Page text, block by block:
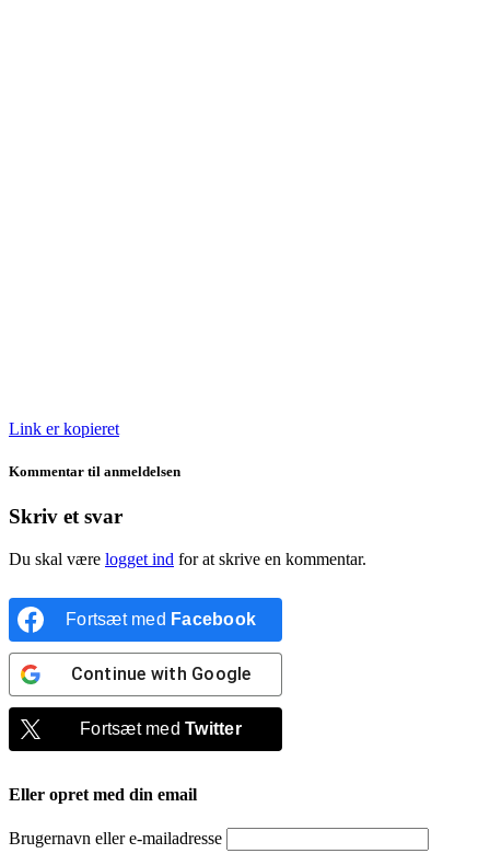
Link er kopieret
Kommentar til anmeldelsen
Skriv et svar
Du skal være logget ind for at skrive en kommentar.
Fortsæt med Facebook
Continue with Google
Fortsæt medTwitter
Eller opret med din email
Brugernavn eller e-mailadresse